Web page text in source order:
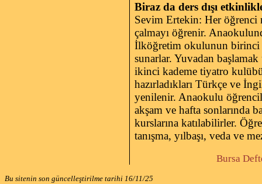
Biraz da ders dışı
Sevim Ertekin: Her
çalmayı öğrenir.
İlköğretim okulunun birinci
sunarlar. Yuvadan
ikinci kademe tiyatro
hazırladıkları Türkçe ve
yenilenir. Anaokulu
akşam ve hafta sonlarında
kurslarına katılabilirler.
tanışma, yılbaşı, veda ve
Bursa Defteri,
Bu sitenin son güncelleştirilme tarihi 16/11/25